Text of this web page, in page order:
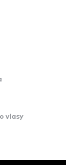
vlasy